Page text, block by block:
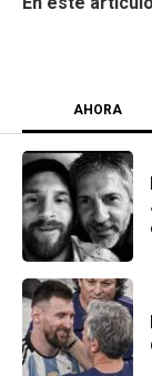
AHORA